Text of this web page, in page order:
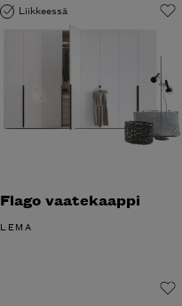
Liikkeessä
Flago vaatekaappi
LEMA